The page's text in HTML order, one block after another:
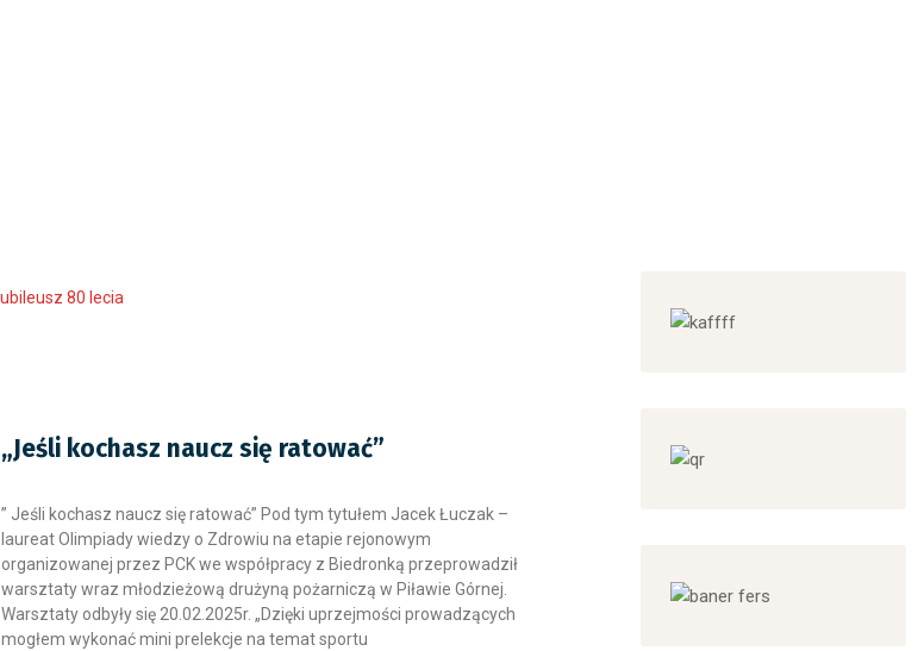
„Jeśli kochasz naucz się ratować”
” Jeśli kochasz naucz się ratować” Pod tym tytułem Jacek Łuczak –
laureat Olimpiady wiedzy o Zdrowiu na etapie rejonowym
organizowanej przez PCK we współpracy z Biedronką przeprowadził
warsztaty wraz młodzieżową drużyną pożarniczą w Piławie Górnej.
Warsztaty odbyły się 20.02.2025r. „Dzięki uprzejmości prowadzących
mogłem wykonać mini prelekcje na temat sportu